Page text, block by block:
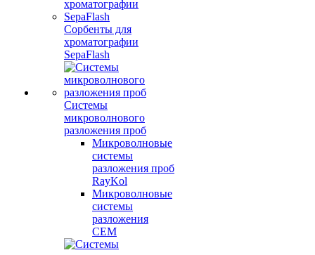
Сорбенты для
хроматографии
SepaFlash
Системы
микроволнового
разложения проб
Микроволновые
системы
разложения проб
RayKol
Микроволновые
системы
разложения
CEM